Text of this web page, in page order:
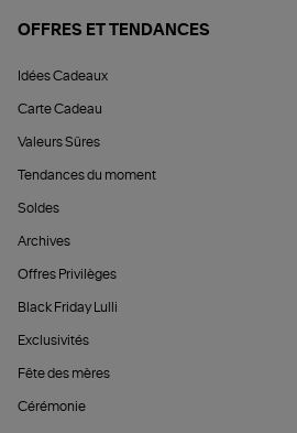
OFFRES ET TENDANCES
Idées Cadeaux
Carte Cadeau
Valeurs Sûres
Tendances du moment
Soldes
Archives
Offres Privilèges
Black Friday Lulli
Exclusivités
Fête des mères
Cérémonie